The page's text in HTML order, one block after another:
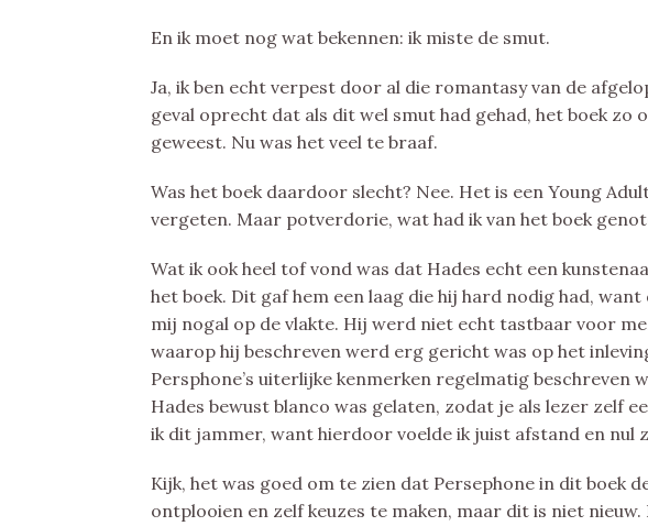
En ik moet nog wat bekennen: ik miste de smut.
Ja, ik ben echt verpest door al die romantasy van de
geval oprecht dat als dit wel smut had gehad, het boek zo
geweest. Nu was het veel te braaf.
Was het boek daardoor slecht? Nee. Het is een Young
vergeten. Maar potverdorie, wat had ik van het boek
Wat ik ook heel tof vond was dat Hades echt een
het boek. Dit gaf hem een laag die hij hard nodig had,
mij nogal op de vlakte. Hij werd niet echt tastbaar voor
waarop hij beschreven werd erg gericht was op het
Persphone’s uiterlijke kenmerken regelmatig beschreven
Hades bewust blanco was gelaten, zodat je als lezer zelf
ik dit jammer, want hierdoor voelde ik juist afstand en nul
Kijk, het was goed om te zien dat Persephone in dit boek
ontplooien en zelf keuzes te maken, maar dit is niet